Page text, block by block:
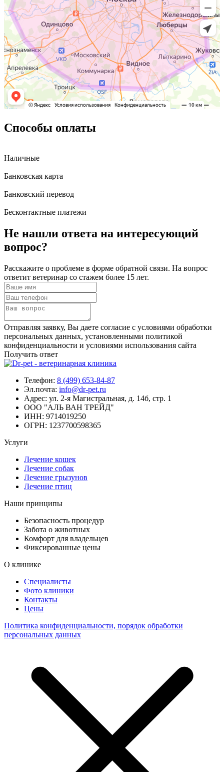
Способы оплаты
Наличные
Банковская карта
Банковский перевод
Бесконтактные платежи
Не нашли ответа на интересующий
вопрос?
Расскажите о проблеме в форме обратной связи. На вопрос
ответит ветеринар со стажем более 15 лет.
Отправляя заявку, Вы даете согласие с условиями обработки
персональных данных, установленными политикой
конфиденциальности и условиями использования сайта
Получить ответ
Телефон: 8 (499) 653-84-87
Эл.почта: info@dr-pet.ru
Адрес: ул. 2-я Магистральная, д. 14б, стр. 1
ООО "АЛЬ ВАН ТРЕЙД"
ИНН: 9714019250
ОГРН: 1237700598365
Услуги
Лечение кошек
Лечение собак
Лечение грызунов
Лечение птиц
Наши принципы
Безопасность процедур
Забота о животных
Комфорт для владельцев
Фиксированные цены
О клинике
Специалисты
Фото клиники
Контакты
Цены
Политика конфиденциальности, порядок обработки
персональных данных